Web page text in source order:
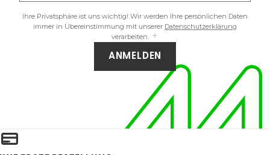
Ihre Privatsphäre ist uns wichtig! Wir werden Ihre persönlichen Daten
immer in Übereinstimmung mit unserer Datenschutzerklärung
verarbeiten.
ANMELDEN